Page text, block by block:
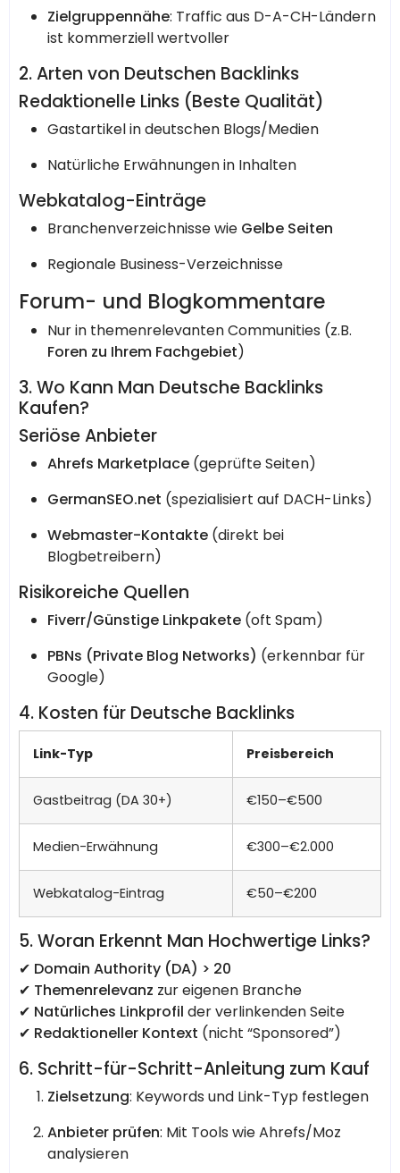
Zielgruppennähe: Traffic aus D-A-CH-Ländern
ist kommerziell wertvoller
2. Arten von Deutschen Backlinks
Redaktionelle Links (Beste Qualität)
Gastartikel in deutschen Blogs/Medien
Natürliche Erwähnungen in Inhalten
Webkatalog-Einträge
Branchenverzeichnisse wie Gelbe Seiten
Regionale Business-Verzeichnisse
Forum- und Blogkommentare
Nur in themenrelevanten Communities (z.B.
Foren zu Ihrem Fachgebiet)
3. Wo Kann Man Deutsche Backlinks
Kaufen?
Seriöse Anbieter
Ahrefs Marketplace (geprüfte Seiten)
GermanSEO.net (spezialisiert auf DACH-Links)
Webmaster-Kontakte (direkt bei
Blogbetreibern)
Risikoreiche Quellen
Fiverr/Günstige Linkpakete (oft Spam)
PBNs (Private Blog Networks) (erkennbar für
Google)
4. Kosten für Deutsche Backlinks
Link-Typ Preisbereich
Gastbeitrag (DA 30+) €150–€500
Medien-Erwähnung €300–€2.000
Webkatalog-Eintrag €50–€200
5. Woran Erkennt Man Hochwertige Links?
✔ Domain Authority (DA) > 20
✔ Themenrelevanz zur eigenen Branche
✔ Natürliches Linkprofil der verlinkenden Seite
✔ Redaktioneller Kontext (nicht “Sponsored”)
6. Schritt-für-Schritt-Anleitung zum Kauf
Zielsetzung: Keywords und Link-Typ festlegen
Anbieter prüfen: Mit Tools wie Ahrefs/Moz
analysieren